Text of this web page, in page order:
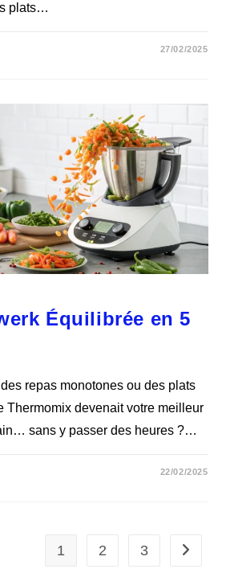
plats…
27/02/2025
Équilibrée en 5
repas monotones ou des plats
Thermomix devenait votre meilleur
sans y passer des heures ?…
22/02/2025
1 2 3 Aller à